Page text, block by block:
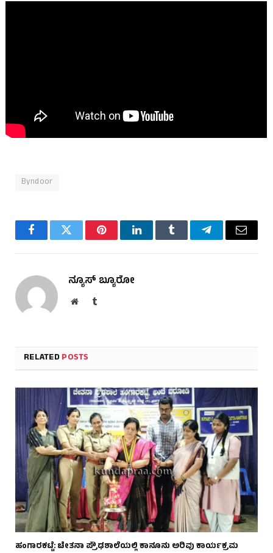
Byndoor
FacebookTwitter PinterestLinkedInTumblr TelegramEmail
ನ್ಯೂಸ್ ಬ್ಯೂರೋ
WebsiteTumblr
RELATEDPOSTS
ಹಂಗಾರಕಟ್ಟೆ: ಚೇತನಾ ಪ್ರೌಢಶಾಲೆಯಲ್ಲಿ ಕಾನೂನು ಅರಿವು ಕಾರ್ಯಕ್ರಮ